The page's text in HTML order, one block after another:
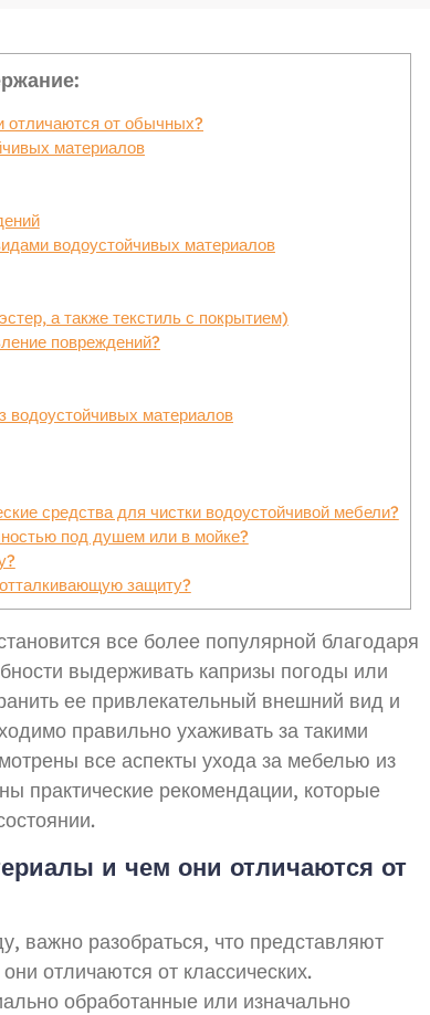
отличаются от обычных?
материалов
водоустойчивых материалов
а также текстиль с покрытием)
повреждений?
водоустойчивых материалов
средства для чистки водоустойчивой мебели?
под душем или в мойке?
защиту?
все более популярной благодаря
выдерживать капризы погоды или
ее привлекательный внешний вид и
правильно ухаживать за такими
все аспекты ухода за мебелью из
практические рекомендации, которые
и чем они отличаются от
важно разобраться, что представляют
отличаются от классических.
обработанные или изначально